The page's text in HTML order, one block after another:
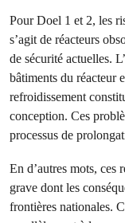
Pour Doel 1 et 2, les
s’agit de réacteurs
de sécurité actuelles.
bâtiments du réacteur
refroidissement
conception. Ces
processus de
En d’autres mots, ces
grave dont les
frontières nationales.